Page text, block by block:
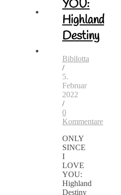
YOU:
Highland
Destiny
Bibilotta
/
5.
Februar
2022
/
0
Kommentare
ONLY
SINCE
I
LOVE
YOU:
Highland
Destiny